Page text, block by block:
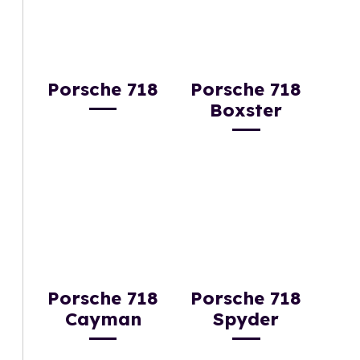
Porsche 718
Porsche 718
Boxster
Porsche 718
Cayman
Porsche 718
Spyder